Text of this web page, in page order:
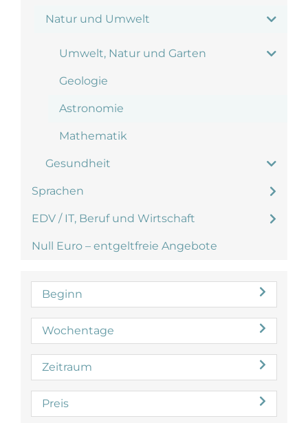
Natur und Umwelt
Umwelt, Natur und Garten
Geologie
Astronomie
Mathematik
Gesundheit
Sprachen
EDV / IT, Beruf und Wirtschaft
Null Euro – entgeltfreie Angebote
Beginn
Wochentage
Zeitraum
Preis